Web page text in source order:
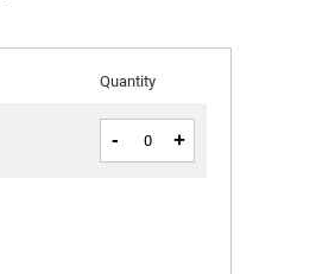
Quantity
- +